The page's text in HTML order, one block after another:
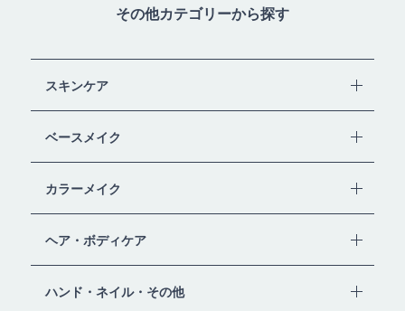
その他カテゴリーから探す
スキンケア
ベースメイク
カラーメイク
ヘア・ボディケア
ハンド・ネイル・その他